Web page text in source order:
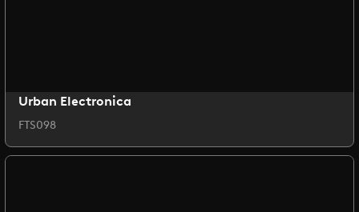
Urban Electronica
FTS098